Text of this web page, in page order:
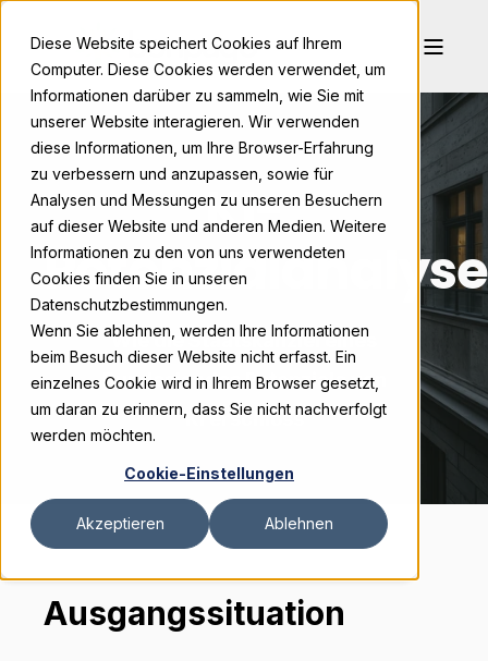
Diese Website speichert Cookies auf Ihrem
Computer. Diese Cookies werden verwendet, um
Informationen darüber zu sammeln, wie Sie mit
unserer Website interagieren. Wir verwenden
diese Informationen, um Ihre Browser-Erfahrung
zu verbessern und anzupassen, sowie für
Analysen und Messungen zu unseren Besuchern
auf dieser Website und anderen Medien. Weitere
Informationen zu den von uns verwendeten
Cookies finden Sie in unseren
Datenschutzbestimmungen.
Wenn Sie ablehnen, werden Ihre Informationen
beim Besuch dieser Website nicht erfasst. Ein
einzelnes Cookie wird in Ihrem Browser gesetzt,
um daran zu erinnern, dass Sie nicht nachverfolgt
werden möchten.
Cookie-Einstellungen
Akzeptieren Ablehnen
KI-
Potenzialanalyse
Wie die Staatskanzlei eines
Bundeslandes Potenziale von
KI erschloss
Ausgangssituation